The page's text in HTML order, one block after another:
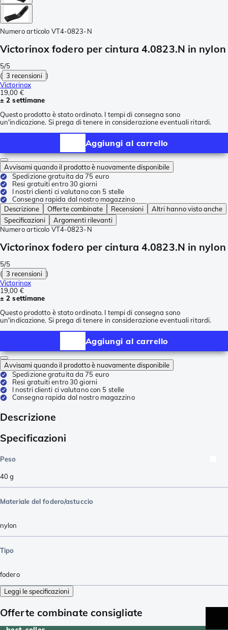
Numero articolo VT4-0823-N
Victorinox fodero per cintura 4.0823.N in nylon
5/5
( 3 recensioni )
Victorinox
19,00 €
± 2 settimane
Questo prodotto è stato ordinato. I tempi di consegna sono
un'indicazione. Si prega di tenere in considerazione eventuali ritardi.
Aggiungi al carrello
Avvisami quando il prodotto è nuovamente disponibile
Spedizione gratuita da 75 euro
Resi gratuiti entro 30 giorni
I nostri clienti ci valutano con 5 stelle
Consegna rapida dal nostro magazzino
Descrizione
Offerte combinate Recensioni
Altri hanno visto anche
Specificazioni
Argomenti rilevanti
Numero articolo VT4-0823-N
Victorinox fodero per cintura 4.0823.N in nylon
5/5
( 3 recensioni )
Victorinox
19,00 €
± 2 settimane
Questo prodotto è stato ordinato. I tempi di consegna sono
un'indicazione. Si prega di tenere in considerazione eventuali ritardi.
Aggiungi al carrello
Avvisami quando il prodotto è nuovamente disponibile
Spedizione gratuita da 75 euro
Resi gratuiti entro 30 giorni
I nostri clienti ci valutano con 5 stelle
Consegna rapida dal nostro magazzino
Descrizione
Specificazioni
Peso
40g
Materiale del fodero/astuccio
nylon
Tipo
fodero
Leggi le specificazioni
Offerte combinate consigliate